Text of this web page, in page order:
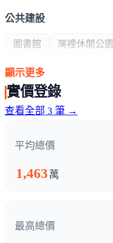
公共建設
圖書館 灣裡休閒公園
超商/賣場
台南市立醫院
顯示更多
實價登錄
查看全部 3 筆 →
平均總價
1,463 萬
最高總價